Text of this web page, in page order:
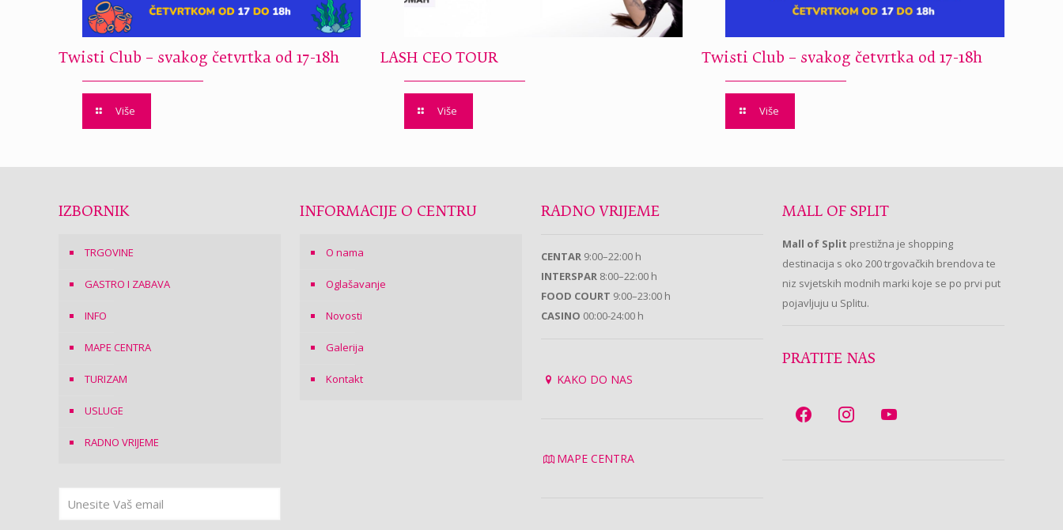
Twisti Club – svakog četvrtka od 17-18h
Više
LASH CEO TOUR
Više
Twisti Club – svakog četvrtka od 17-18h
Više
IZBORNIK
TRGOVINE
GASTRO I ZABAVA
INFO
MAPE CENTRA
TURIZAM
USLUGE
RADNO VRIJEME
INFORMACIJE O CENTRU
O nama
Oglašavanje
Novosti
Galerija
Kontakt
RADNO VRIJEME
CENTAR 9:00–22:00 h
INTERSPAR 8:00–22:00 h
FOOD COURT 9:00–23:00 h
CASINO 00:00-24:00 h
KAKO DO NAS
MAPE CENTRA
MALL OF SPLIT
Mall of Split prestižna je shopping
destinacija s oko 200 trgovačkih brendova te
niz svjetskih modnih marki koje se po prvi put
pojavljuju u Splitu.
PRATITE NAS